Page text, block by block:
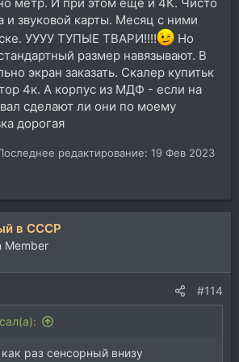
звуковой карты. Месяц с ними
УУУУ ТУПЫЕ ТВАРИ!!!!
Но
размер навязывают. В
экран заказать. Скалер купитьк
4к. А корпус из МДФ - если на
сделают ли они по моему
дорогая
редактирование: 19 Фев 2023
в СССР
Member
#114
раз сенсорный внизу